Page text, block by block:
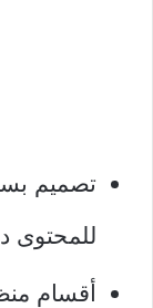
تصميم
للمحتوى
أقسام